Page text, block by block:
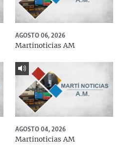
AGOSTO 06, 2026
Martinoticias AM
AGOSTO 04, 2026
Martinoticias AM